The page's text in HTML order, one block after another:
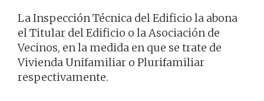
La Inspección Técnica del Edificio la abona
el Titular del Edificio o la Asociación de
Vecinos, en la medida en que se trate de
Vivienda Unifamiliar o Plurifamiliar
respectivamente.